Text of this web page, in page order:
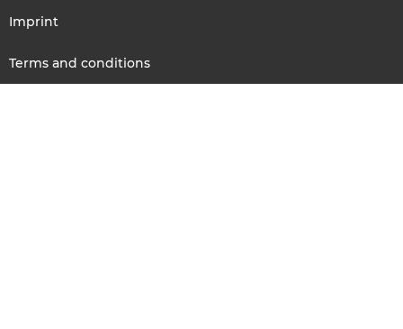
Imprint
Terms and conditions